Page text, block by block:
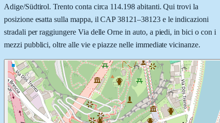
Adige/Südtirol. Trento conta circa 114.198 abitanti. Qui trovi la
posizione esatta sulla mappa, il CAP 38121–38123 e le indicazioni
stradali per raggiungere Via delle Orne in auto, a piedi, in bici o con i
mezzi pubblici, oltre alle vie e piazze nelle immediate vicinanze.